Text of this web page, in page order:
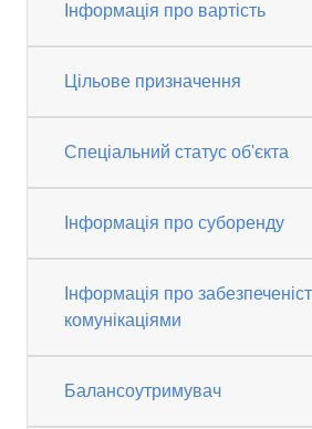
Інформація про вартість
Цільове призначення
Спеціальний статус об'єкта
Інформація про суборенду
Інформація про
комунікаціями
Балансоутримувач